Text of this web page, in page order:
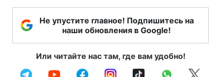
Не упустите главное! Подпишитесь на
наши обновления в Google!
Или читайте нас там, где вам удобно!